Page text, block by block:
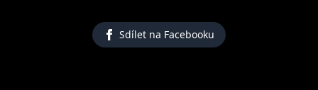
Sdílet na Facebooku